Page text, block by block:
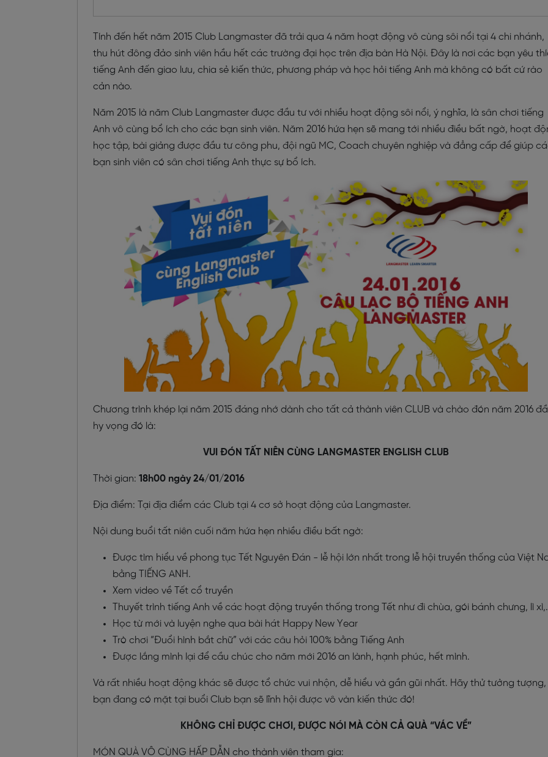
Tính đến hết năm 2015 Club Langmaster đã trải qua 4 năm hoạt động vô cùng sôi nổi tại 4 chi nhánh,
thu hút đông đảo sinh viên hầu hết các trường đại học trên địa bàn Hà Nội. Đây là nơi các bạn yêu
tiếng Anh đến giao lưu, chia sẻ kiến thức, phương pháp và học hỏi tiếng Anh mà không có bất cứ rào
cản nào.
Năm 2015 là năm Club Langmaster được đầu tư với nhiều hoạt động sôi nổi, ý nghĩa, là sân chơi tiếng
Anh vô cùng bổ ích cho các bạn sinh viên. Năm 2016 hứa hẹn sẽ mang tới nhiều điều bất ngờ, hoạt
học tập, bài giảng được đầu tư công phu, đội ngũ MC, Coach chuyên nghiệp và đẳng cấp để giúp
bạn sinh viên có sân chơi tiếng Anh thực sự bổ ích.
Chương trình khép lại năm 2015 đáng nhớ dành cho tất cả thành viên CLUB và chào đón năm 2016
hy vọng đó là:
VUI ĐÓN TẤT NIÊN CÙNG LANGMASTER ENGLISH CLUB
Thời gian: 18h00 ngày 24/01/2016
Địa điểm: Tại địa điểm các Club tại 4 cơ sở hoạt động của Langmaster.
Nội dung buổi tất niên cuối năm hứa hẹn nhiều điều bất ngờ:
Được tìm hiểu về phong tục Tết Nguyên Đán - lễ hội lớn nhất trong lễ hội truyền thống của Việt
bằng TIẾNG ANH.
Xem video về Tết cổ truyền
Thuyết trình tiếng Anh về các hoạt động truyền thống trong Tết như đi chùa, gói bánh chưng, lì
Học từ mới và luyện nghe qua bài hát Happy New Year
Trò chơi “Đuổi hình bắt chữ” với các câu hỏi 100% bằng Tiếng Anh
Được lắng mình lại để cầu chúc cho năm mới 2016 an lành, hạnh phúc, hết mình.
Và rất nhiều hoạt động khác sẽ được tổ chức vui nhộn, dễ hiểu và gần gũi nhất. Hãy thử tưởng tượng,
bạn đang có mặt tại buổi Club bạn sẽ lĩnh hội được vô vàn kiến thức đó!
KHÔNG CHỈ ĐƯỢC CHƠI, ĐƯỢC NÓI MÀ CÒN CẢ QUÀ “VÁC VỀ”
MÓN QUÀ VÔ CÙNG HẤP DẪN cho thành viên tham gia: